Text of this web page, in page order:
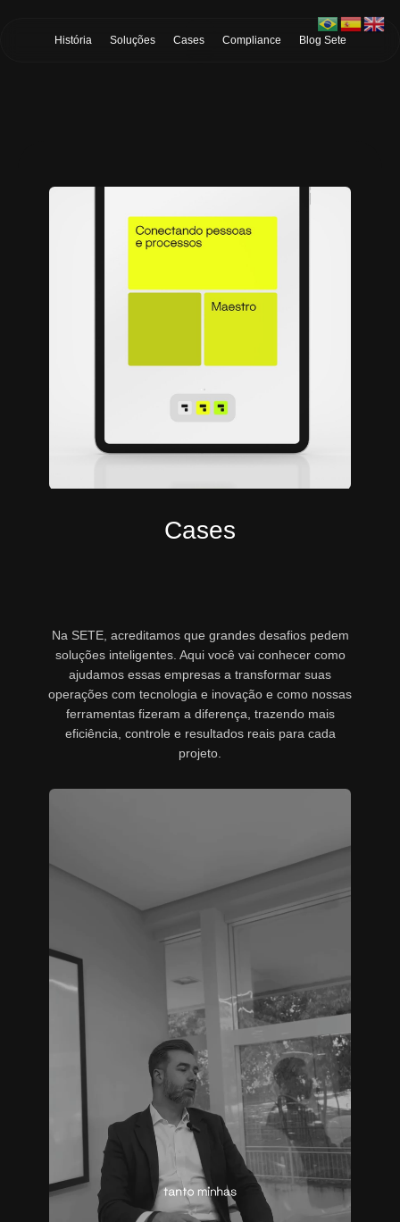
História Soluções Cases Compliance Blog Sete
Cases
Na SETE, acreditamos que grandes desafios pedem
soluções inteligentes. Aqui você vai conhecer como
ajudamos essas empresas a transformar suas
operações com tecnologia e inovação e como nossas
ferramentas fizeram a diferença, trazendo mais
eficiência, controle e resultados reais para cada
projeto.